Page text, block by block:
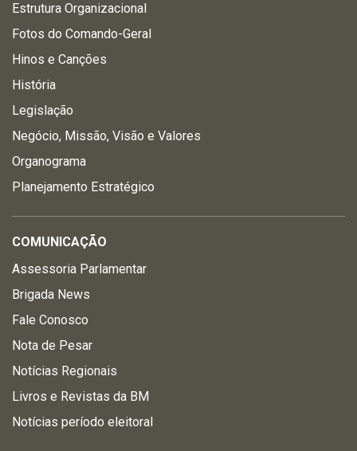
Estrutura Organizacional
Fotos do Comando-Geral
Hinos e Canções
História
Legislação
Negócio, Missão, Visão e Valores
Organograma
Planejamento Estratégico
COMUNICAÇÃO
Assessoria Parlamentar
Brigada News
Fale Conosco
Nota de Pesar
Notícias Regionais
Livros e Revistas da BM
Notícias período eleitoral